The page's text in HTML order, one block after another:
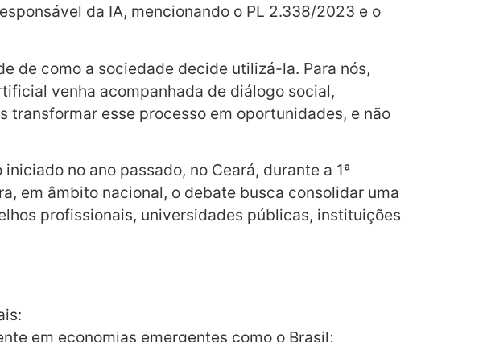
da IA, mencionando o PL 2.338/2023 e o
de como a sociedade decide utilizá-la. Para nós,
venha acompanhada de diálogo social,
esse processo em oportunidades, e não
no ano passado, no Ceará, durante a 1ª
em âmbito nacional, o debate busca consolidar uma
profissionais, universidades públicas, instituições
em economias emergentes como o Brasil;